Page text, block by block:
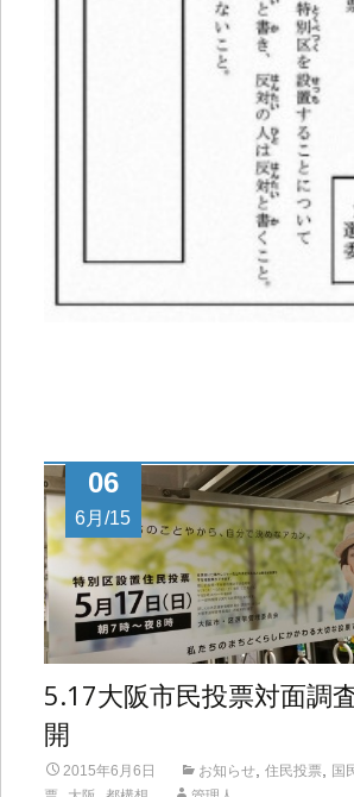
06
6月/15
5.17大阪市民投票対面調
開
2015年6月6日 お知らせ, 住民投票, 国